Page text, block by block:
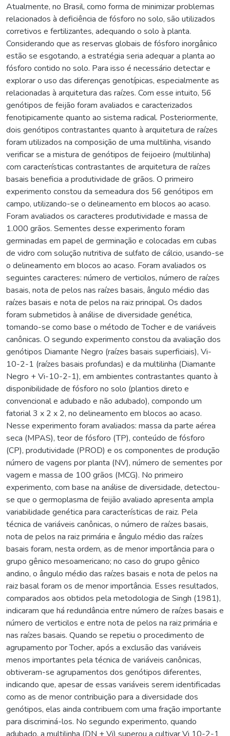
Atualmente, no Brasil, como forma de minimizar problemas
relacionados à deficiência de fósforo no solo, são utilizados
corretivos e fertilizantes, adequando o solo à planta.
Considerando que as reservas globais de fósforo inorgânico
estão se esgotando, a estratégia seria adequar a planta ao
fósforo contido no solo. Para isso é necessário detectar e
explorar o uso das diferenças genotípicas, especialmente as
relacionadas à arquitetura das raízes. Com esse intuito, 56
genótipos de feijão foram avaliados e caracterizados
fenotipicamente quanto ao sistema radical. Posteriormente,
dois genótipos contrastantes quanto à arquitetura de raízes
foram utilizados na composição de uma multilinha, visando
verificar se a mistura de genótipos de feijoeiro (multilinha)
com características contrastantes de arquitetura de raízes
basais beneficia a produtividade de grãos. O primeiro
experimento constou da semeadura dos 56 genótipos em
campo, utilizando-se o delineamento em blocos ao acaso.
Foram avaliados os caracteres produtividade e massa de
1.000 grãos. Sementes desse experimento foram
germinadas em papel de germinação e colocadas em cubas
de vidro com solução nutritiva de sulfato de cálcio, usando-se
o delineamento em blocos ao acaso. Foram avaliados os
seguintes caracteres: número de verticilos, número de raízes
basais, nota de pelos nas raízes basais, ângulo médio das
raízes basais e nota de pelos na raiz principal. Os dados
foram submetidos à análise de diversidade genética,
tomando-se como base o método de Tocher e de variáveis
canônicas. O segundo experimento constou da avaliação dos
genótipos Diamante Negro (raízes basais superficiais), Vi-
10-2-1 (raízes basais profundas) e da multilinha (Diamante
Negro + Vi-10-2-1), em ambientes contrastantes quanto à
disponibilidade de fósforo no solo (plantios direto e
convencional e adubado e não adubado), compondo um
fatorial 3 x 2 x 2, no delineamento em blocos ao acaso.
Nesse experimento foram avaliados: massa da parte aérea
seca (MPAS), teor de fósforo (TP), conteúdo de fósforo
(CP), produtividade (PROD) e os componentes de produção
número de vagens por planta (NV), número de sementes por
vagem e massa de 100 grãos (MCG). No primeiro
experimento, com base na análise de diversidade, detectou-
se que o germoplasma de feijão avaliado apresenta ampla
variabilidade genética para características de raiz. Pela
técnica de variáveis canônicas, o número de raízes basais,
nota de pelos na raiz primária e ângulo médio das raízes
basais foram, nesta ordem, as de menor importância para o
grupo gênico mesoamericano; no caso do grupo gênico
andino, o ângulo médio das raízes basais e nota de pelos na
raiz basal foram os de menor importância. Esses resultados,
comparados aos obtidos pela metodologia de Singh (1981),
indicaram que há redundância entre número de raízes basais e
número de verticilos e entre nota de pelos na raiz primária e
nas raízes basais. Quando se repetiu o procedimento de
agrupamento por Tocher, após a exclusão das variáveis
menos importantes pela técnica de variáveis canônicas,
obtiveram-se agrupamentos dos genótipos diferentes,
indicando que, apesar de essas variáveis serem identificadas
como as de menor contribuição para a diversidade dos
genótipos, elas ainda contribuem com uma fração importante
para discriminá-los. No segundo experimento, quando